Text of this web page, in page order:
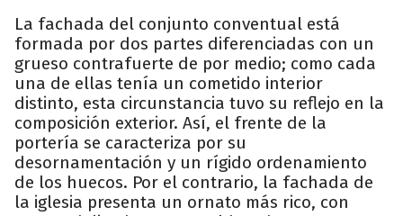
La fachada del conjunto conventual está
formada por dos partes diferenciadas con un
grueso contrafuerte de por medio; como cada
una de ellas tenía un cometido interior
distinto, esta circunstancia tuvo su reflejo en la
composición exterior. Así, el frente de la
portería se caracteriza por su
desornamentación y un rígido ordenamiento
de los huecos. Por el contrario, la fachada de
la iglesia presenta un ornato más rico, con